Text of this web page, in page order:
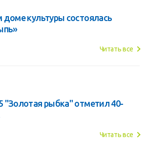
культуры состоялась
Читать все
рыбка" отметил 40-
Читать все